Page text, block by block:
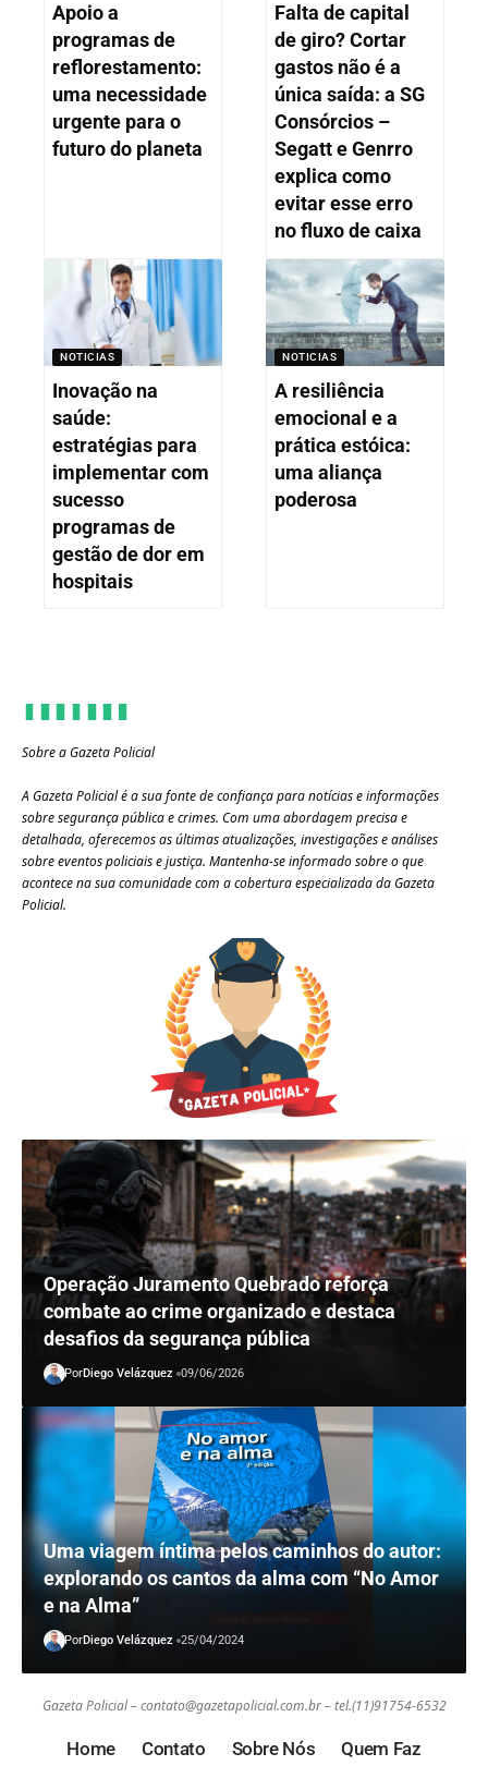
Apoio a
programas de
reflorestamento:
uma necessidade
urgente para o
futuro do planeta
Falta de capital
de giro? Cortar
gastos não é a
única saída: a SG
Consórcios –
Segatt e Genrro
explica como
evitar esse erro
no fluxo de caixa
NOTICIAS
Inovação na
saúde:
estratégias para
implementar com
sucesso
programas de
gestão de dor em
hospitais
NOTICIAS
A resiliência
emocional e a
prática estóica:
uma aliança
poderosa
Sobre a Gazeta Policial
A Gazeta Policial é a sua fonte de confiança para notícias e informações
sobre segurança pública e crimes. Com uma abordagem precisa e
detalhada, oferecemos as últimas atualizações, investigações e análises
sobre eventos policiais e justiça. Mantenha-se informado sobre o que
acontece na sua comunidade com a cobertura especializada da Gazeta
Policial.
Operação Juramento Quebrado reforça
combate ao crime organizado e destaca
desafios da segurança pública
PorDiego Velázquez 09/06/2026
Uma viagem íntima pelos caminhos do autor:
explorando os cantos da alma com “No Amor
e na Alma”
PorDiego Velázquez 25/04/2024
Gazeta Policial –contato@gazetapolicial.com.br– tel.(11)91754-6532
Home Contato Sobre Nós Quem Faz